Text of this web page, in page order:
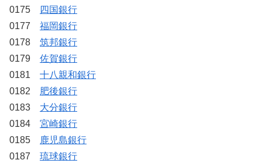
0175
四国銀行
0177 福岡銀行
0178 筑邦銀行
0179 佐賀銀行
0181 十八親和銀行
0182 肥後銀行
0183 大分銀行
0184 宮崎銀行
0185
鹿児島銀行
0187 琉球銀行